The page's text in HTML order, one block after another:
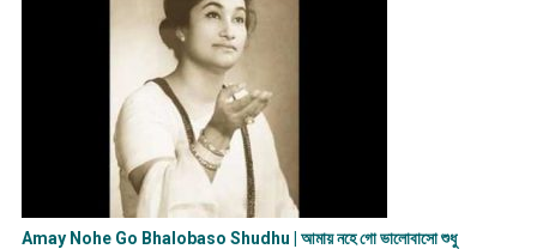
Amay Nohe Go Bhalobaso Shudhu | আমায় নহে গো ভালোবাসো শুধু